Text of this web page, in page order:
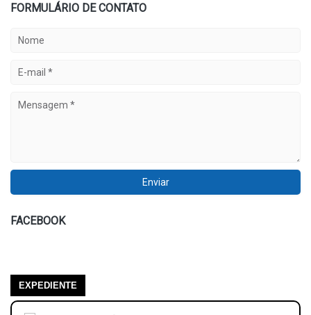
FORMULÁRIO DE CONTATO
FACEBOOK
EXPEDIENTE